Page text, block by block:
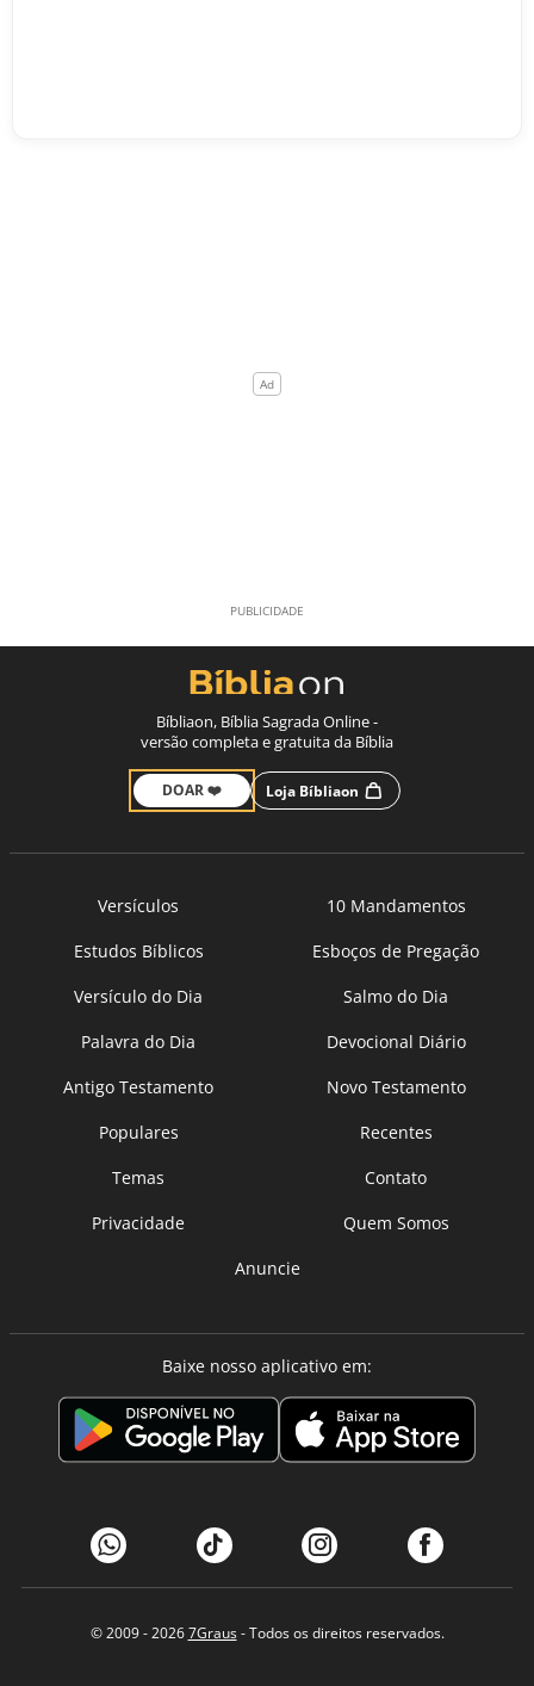
Bíbliaon, Bíblia Sagrada Online -
versão completa e gratuita da Bíblia
DOAR ❤️ Loja Bíbliaon
Versículos
10 Mandamentos
Estudos Bíblicos
Esboços de Pregação
Versículo do Dia
Salmo do Dia
Palavra do Dia
Devocional Diário
Antigo Testamento
Novo Testamento
Populares
Recentes
Temas
Contato
Privacidade
Quem Somos
Anuncie
Baixe nosso aplicativo em:
© 2009 - 20267Graus- Todos os direitos reservados.